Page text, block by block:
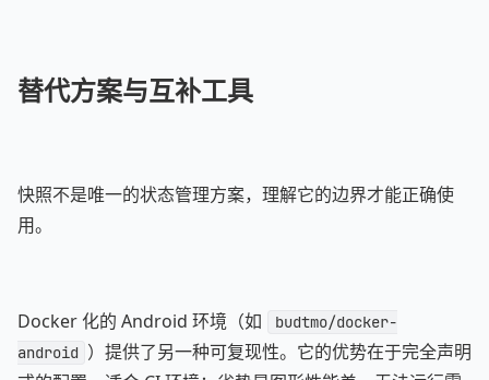
替代方案与互补工具
快照不是唯一的状态管理方案，理解它的边界才能正确使
用。
Docker 化的 Android 环境（如
budtmo/docker-
android ）提供了另一种可复现性。它的优势在于完全声明